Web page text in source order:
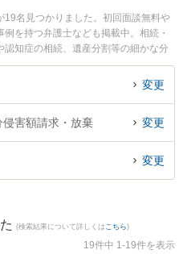
名見つかりました。初回面談無料や
を持つ弁護士なども掲載中。相続・
知症の相続、遺産分割等の細かな分
松戸総合法律事務所の関野 裕介弁護
士、弁護士法人心 松戸法律事務所の伊
豊富な近くの弁護士を検索したい』
松戸市内の弁護士に相談予約した
です。
変更
害額請求・放棄 変更
変更
(検索結果について詳しくは こちら)
19件中 1-19件を表示